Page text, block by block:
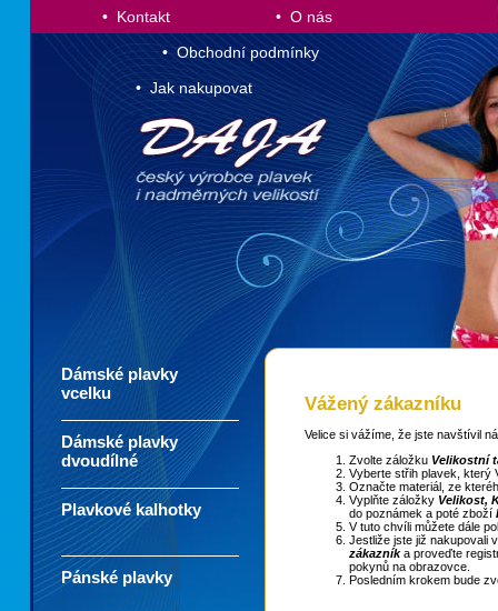
• Kontakt
• O nás
• Obchodní podmínky
• Jak nakupovat
Dámské plavky
vcelku
Dámské plavky
dvoudílné
Plavkové kalhotky
Pánské plavky
Vážený zákazníku
Velice si vážíme, že jste navštívil
Zvolte záložku Velikostní
Vyberte střih plavek, který
Označte materiál, ze
Vyplňte záložky Velikost,
do poznámek a poté zboží
V tuto chvíli můžete dále
Jestliže jste již nakupovali
zákazníka proveďte
pokynů na obrazovce.
Posledním krokem bude